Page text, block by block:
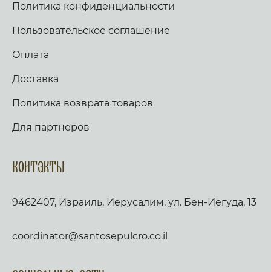
Политика конфиденциальности
Пользовательское соглашение
Оплата
Доставка
Политика возврата товаров
Для партнеров
Контакты
9462407, Израиль, Иерусалим, ул. Бен-Иегуда, 13
coordinator@santosepulcro.co.il